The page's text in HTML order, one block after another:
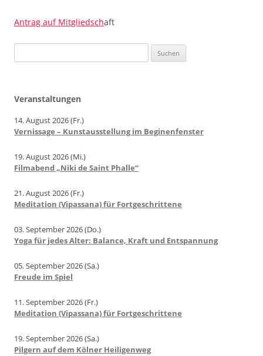
Antrag auf Mitgliedschaft
nach:
Veranstaltungen
14. August 2026 (Fr.)
Vernissage – Kunstausstellung im Beginenfenster
19. August 2026 (Mi.)
Filmabend „Niki de Saint Phalle“
21. August 2026 (Fr.)
Meditation (Vipassana) für Fortgeschrittene
03. September 2026 (Do.)
Yoga für jedes Alter: Balance, Kraft und Entspannung
05. September 2026 (Sa.)
Freude im Spiel
11. September 2026 (Fr.)
Meditation (Vipassana) für Fortgeschrittene
19. September 2026 (Sa.)
Pilgern auf dem Kölner Heiligenweg